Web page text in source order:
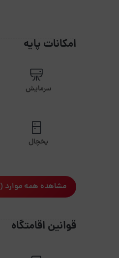
امکانات پایه
سرمایش
یخچال
مشاهده همه موارد (12 مورد)
قوانین اقامتگاه